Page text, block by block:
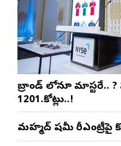
బ్రాండ్ లోనూ మాస్టరే..
1201.కోట్లు..!
మహ్మద్ షమీ రీఎంట్రీపై